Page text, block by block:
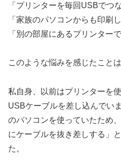
「プリンターを毎回USBでつ
「家族のパソコンからも印刷し
「別の部屋にあるプリンター
このような悩みを感じたこと
私自身、以前はプリンターを
USBケーブルを差し込んでい
のパソコンを使っていたため
にケーブルを抜き差しする」
た。